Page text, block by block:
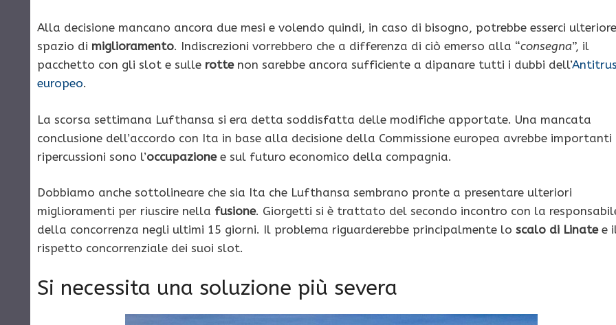
Alla decisione mancano ancora due mesi e volendo quindi, in caso di bisogno, potrebbe esserci ulteriore
spazio di miglioramento. Indiscrezioni vorrebbero che a differenza di ciò emerso alla “consegna”, il
pacchetto con gli slot e sulle rottenon sarebbe ancora sufficiente a dipanare tutti i dubbi dell’
europeo.
La scorsa settimana Lufthansa si era detta soddisfatta delle modifiche apportate. Una mancata
conclusione dell’accordo con Ita in base alla decisione della Commissione europea avrebbe importanti
ripercussioni sono l’occupazionee sul futuro economico della compagnia.
Dobbiamo anche sottolineare che sia Ita che Lufthansa sembrano pronte a presentare ulteriori
miglioramenti per riuscire nella fusione. Giorgetti si è trattato del secondo incontro con la
della concorrenza negli ultimi 15 giorni. Il problema riguarderebbe principalmente lo scalo di Linatee
rispetto concorrenziale dei suoi slot.
Si necessita una soluzione più severa